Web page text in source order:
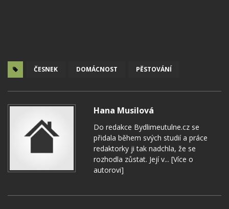
ČESNEK DOMÁCNOST PĚSTOVÁNÍ
Hana Musilová
Do redakce Bydlimeutulne.cz se
přidala během svých studií a práce
redaktorky ji tak nadchla, že se
rozhodla zůstat. Její v... [Více o
autorovi]